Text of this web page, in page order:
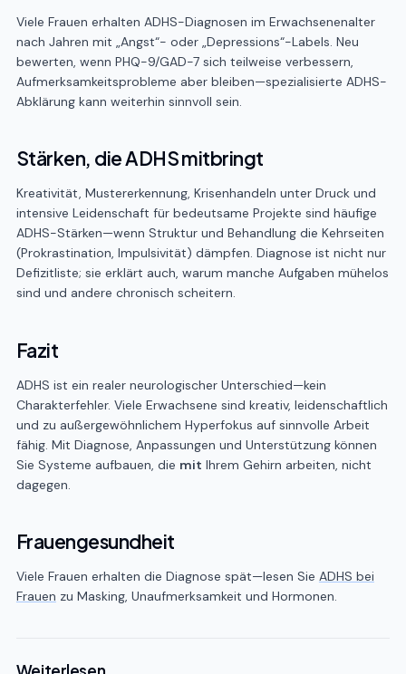
Viele Frauen erhalten ADHS-Diagnosen im Erwachsenenalter
nach Jahren mit „Angst“- oder „Depressions“-Labels. Neu
bewerten, wenn PHQ-9/GAD-7 sich teilweise verbessern,
Aufmerksamkeitsprobleme aber bleiben—spezialisierte ADHS-
Abklärung kann weiterhin sinnvoll sein.
Stärken, die ADHS mitbringt
Kreativität, Mustererkennung, Krisenhandeln unter Druck und
intensive Leidenschaft für bedeutsame Projekte sind häufige
ADHS-Stärken—wenn Struktur und Behandlung die Kehrseiten
(Prokrastination, Impulsivität) dämpfen. Diagnose ist nicht nur
Defizitliste; sie erklärt auch, warum manche Aufgaben mühelos
sind und andere chronisch scheitern.
Fazit
ADHS ist ein realer neurologischer Unterschied—kein
Charakterfehler. Viele Erwachsene sind kreativ, leidenschaftlich
und zu außergewöhnlichem Hyperfokus auf sinnvolle Arbeit
fähig. Mit Diagnose, Anpassungen und Unterstützung können
Sie Systeme aufbauen, die mit Ihrem Gehirn arbeiten, nicht
dagegen.
Frauengesundheit
Viele Frauen erhalten die Diagnose spät—lesen Sie ADHS bei
Frauen zu Masking, Unaufmerksamkeit und Hormonen.